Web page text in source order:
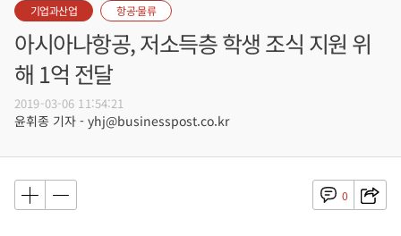
기업과산업 항공·물류
아시아나항공, 저소득층 학생 조식 지원 위
해 1억 전달
2019-03-06 11:54:21
윤휘종 기자 - yhj@businesspost.co.kr
0